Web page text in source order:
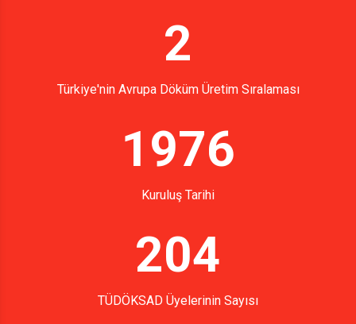
2
Türkiye'nin Avrupa Döküm Üretim Sıralaması
1976
Kuruluş Tarihi
204
TÜDÖKSAD Üyelerinin Sayısı